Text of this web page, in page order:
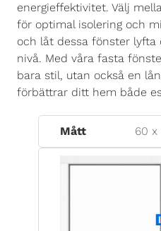
energieffektivitet. Välj
för optimal isolering och
och låt dessa fönster
nivå. Med våra fasta
bara stil, utan också en
förbättrar ditt hem både
Mått 60 x